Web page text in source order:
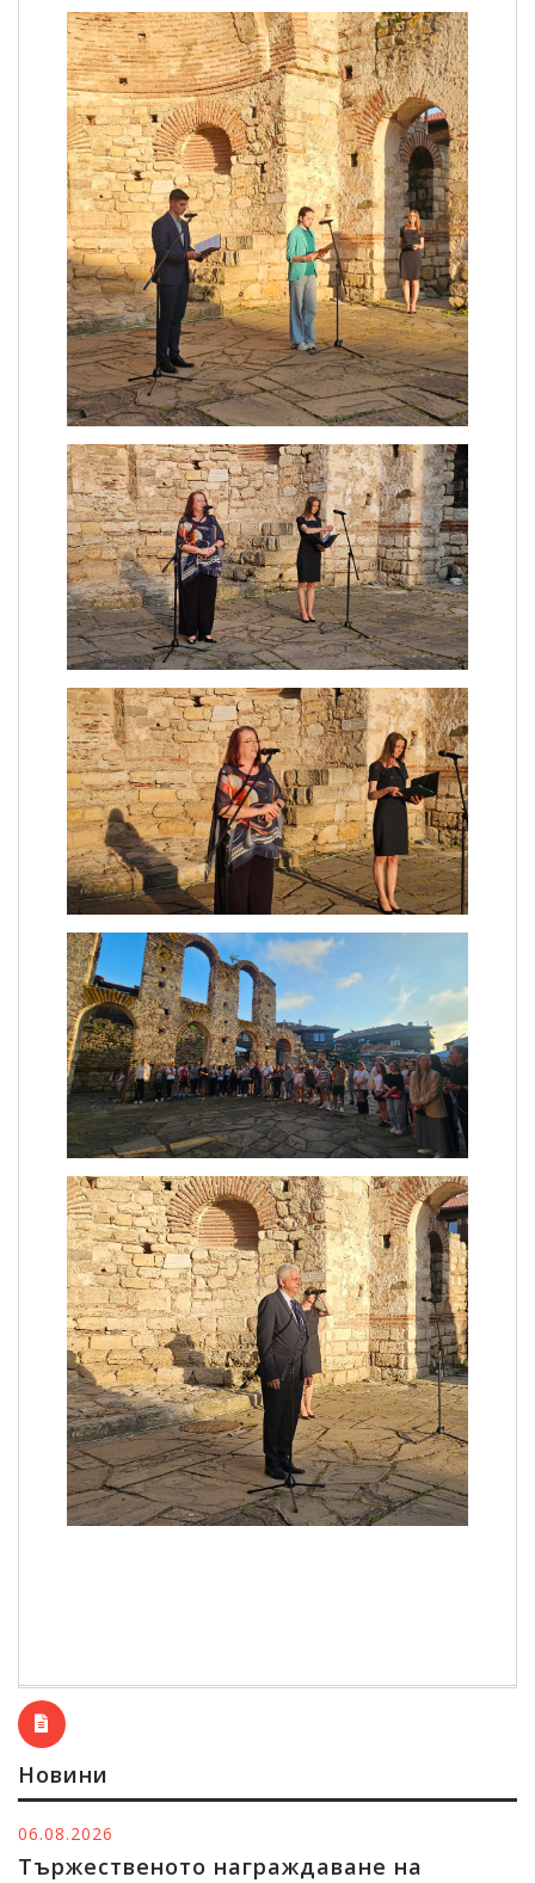
Новини
06.08.2026
Тържественото награждаване на